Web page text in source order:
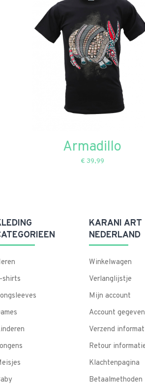
Armadillo
€ 39,99
shirts
KARANI ART
NEDERLAND
Winkelwagen
Verlanglijstje
Mijn account
Account
Verzend
Retour
Klachtenpagina
Betaalmethoden